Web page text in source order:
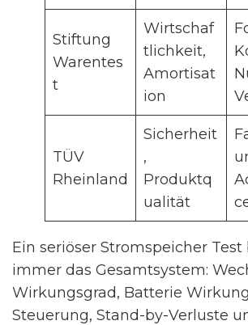
Stiftung
Warentes
t
Wirtschaf
tlichkeit,
Amortisat
ion
TÜV
Rheinland
Sicherheit
,
Produktq
ualität
Ein seriöser Stromspeicher
immer das Gesamtsystem:
Wirkungsgrad, Batterie
Steuerung, Stand-by-Verluste